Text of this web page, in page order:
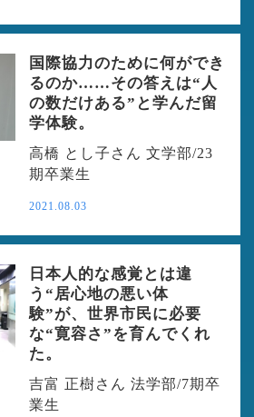
国際協力のために何ができ
るのか……その答えは“人
の数だけある”と学んだ留
学体験。
高橋 とし子さん 文学部/23
期卒業生
2021.08.03
日本人的な感覚とは違
う“居心地の悪い体
験”が、世界市民に必要
な“寛容さ”を育んでくれ
た。
吉富 正樹さん 法学部/7期卒
業生